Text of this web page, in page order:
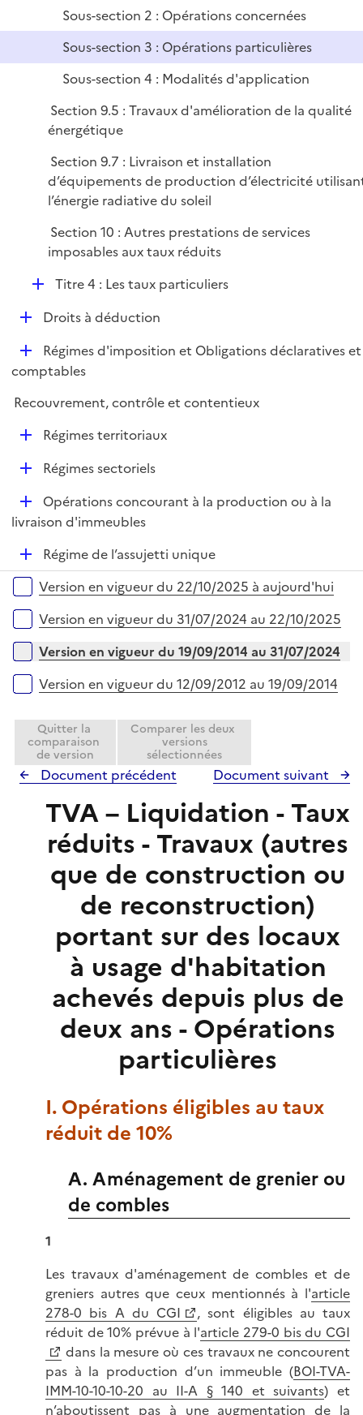
Sous-section 2 : Opérations concernées
Sous-section 3 : Opérations particulières
Sous-section 4 : Modalités d'application
Section 9.5 : Travaux d'amélioration de la qualité
énergétique
Section 9.7 : Livraison et installation
d’équipements de production d’électricité
l’énergie radiative du soleil
Section 10 : Autres prestations de services
imposables aux taux réduits
D
p
l
i
e
r
Titre 4 : Les taux particuliers
D
l
e
Droits à déduction
D
é
l
Régimes d'imposition et Obligations déclaratives et
comptables
Recouvrement, contrôle et contentieux
D
e
Régimes territoriaux
D
l
r
Régimes sectoriels
D
é
e
r
Opérations concourant à la production ou à la
livraison d'immeubles
D
é
p
e
Régime de l’assujetti unique
Versions sur la période
Version en vigueur du 22/10/2025 à aujourd'hui
Version en vigueur du 31/07/2024 au 22/10/2025
Version en vigueur du 19/09/2014 au 31/07/2024
Version en vigueur du 12/09/2012 au 19/09/2014
Quitter la
comparaison
de version
Comparer les deux
versions
sélectionnées
Document précédent Document suivant
TVA – Liquidation - Taux
réduits - Travaux (autres
que de construction ou
de reconstruction)
portant sur des locaux
à usage d'habitation
achevés depuis plus de
deux ans - Opérations
particulières
I. Opérations éligibles au taux
réduit de 10%
A. Aménagement de grenier ou
de combles
1
Les travaux d'aménagement de combles et de
greniers autres que ceux mentionnés à l'article
278-0 bis A du CGI
, sont éligibles au taux
réduit de 10% prévue à l'article 279-0 bis du CGI
dans la mesure où ces travaux ne concourent
pas à la production d’un immeuble (BOI-TVA-
IMM-10-10-10-20 au II-A § 140 et suivants) et
n’aboutissent pas à une augmentation de la